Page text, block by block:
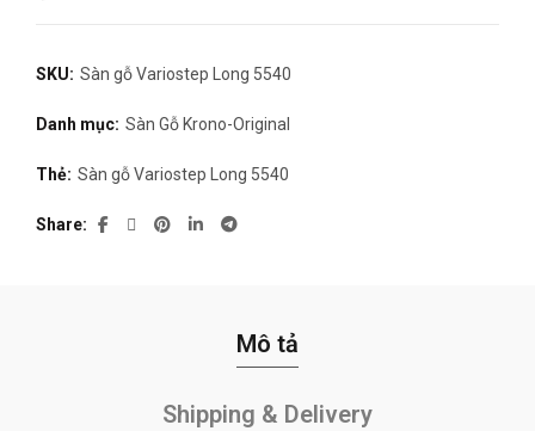
SKU: Sàn gỗ Variostep Long 5540
Danh mục: Sàn Gỗ Krono-Original
Thẻ: Sàn gỗ Variostep Long 5540
Share
Mô tả
Shipping & Delivery